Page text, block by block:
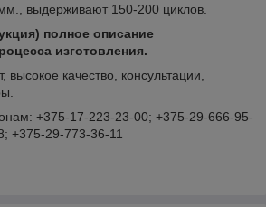
выдерживают 150-200 циклов.
полное описание
изготовления.
качество, консультации,
+375-17-223-23-00; +375-29-666-95-
+375-29-773-36-11